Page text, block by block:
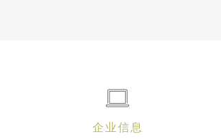
企业信息